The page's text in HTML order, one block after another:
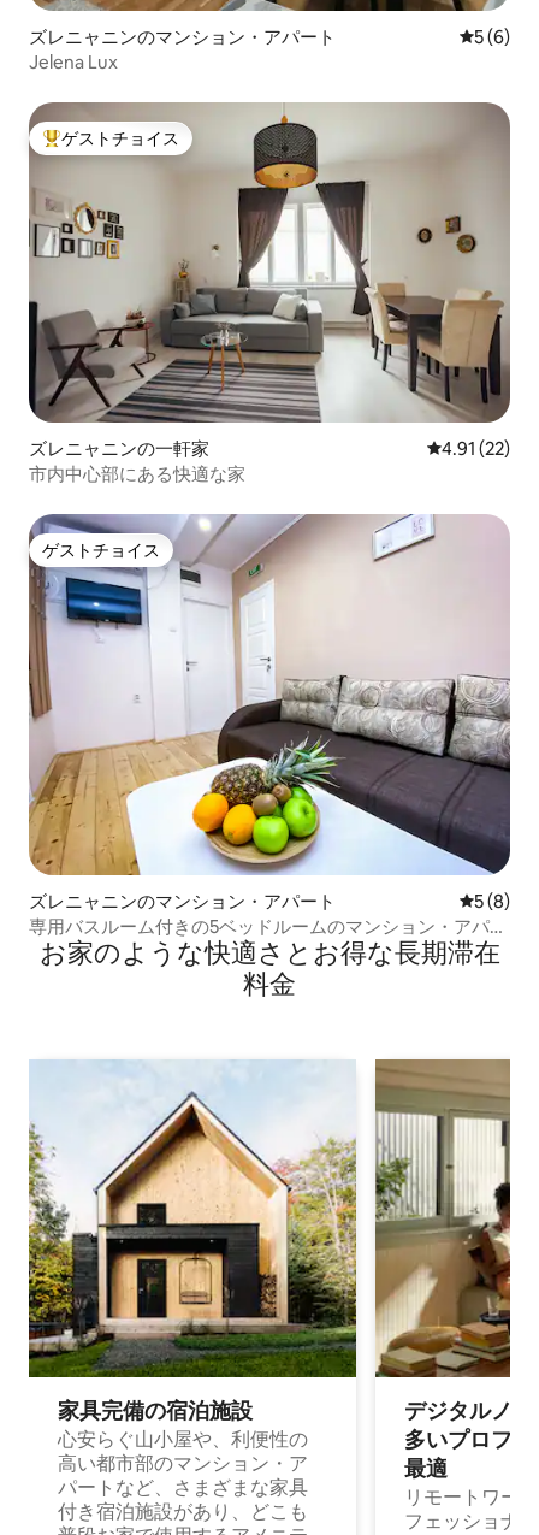
ズレニャニンのマンション・アパート レビュー
5 (6)
Jelena Lux
大好評のゲストチョイスです。
ゲストチョイス
ズレニャニンの一軒家 レビュー22
4.91 (22)
市内中心部にある快適な家
ゲストチョイス
ゲストチョイス
ズレニャニンのマンション・アパート レビュー
5 (8)
専用バスルーム付きの5ベッドルームのマンション・アパー
ト
お家のような快⁠適⁠さ⁠とお⁠得⁠な長⁠期⁠滞⁠在
料⁠金
家具完備の宿⁠泊⁠施⁠設
心安らぐ山小屋や、利便性の
高い都市部のマンション・ア
パートなど、さまざまな家具
付き宿泊施設があり、どこも
デジタルノ
多⁠いプ⁠ロ⁠フ⁠
最⁠適
リモートワー
フェッショナ